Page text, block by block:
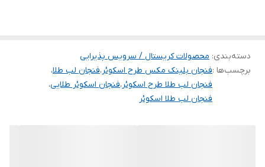
دسته‌بندی: محصولات کریستال / سرویس پذیرایی
برچسب‌ها :فنجان بلینک مکس طرح اسکوئر،فنجان لب طلا،
فنجان لب طلا طرح اسکوئر،فنجان اسکوئر طلایی،
فنجان لب طلا اسکوئر